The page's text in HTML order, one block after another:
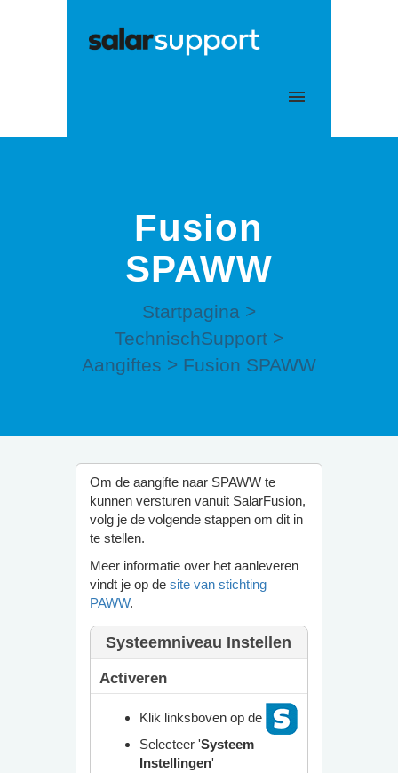
Fusion
SPAWW
Startpagina >
TechnischSupport >
Aangiftes > Fusion SPAWW
Om de aangifte naar SPAWW te
kunnen versturen vanuit SalarFusion,
volg je de volgende stappen om dit in
te stellen.
Meer informatie over het aanleveren
vindt je op de site van stichting
PAWW.
Systeemniveau Instellen
Activeren
Klik linksboven op de
Selecteer 'Systeem
Instellingen'